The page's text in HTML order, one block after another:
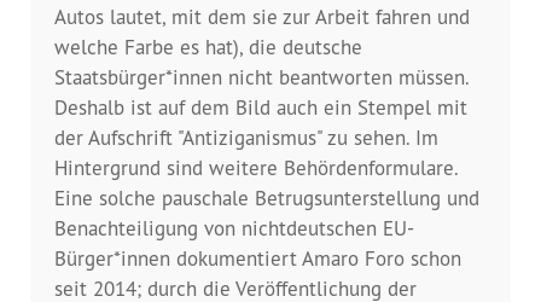
Presse
Pressemitteilungen
Positionen
Pressespiegel
Glossar
Autos lautet, mit dem sie zur Arbeit fahren und
welche Farbe es hat), die deutsche
Staatsbürger*innen nicht beantworten müssen.
Deshalb ist auf dem Bild auch ein Stempel mit
der Aufschrift "Antiziganismus" zu sehen. Im
Hintergrund sind weitere Behördenformulare.
Eine solche pauschale Betrugsunterstellung und
Benachteiligung von nichtdeutschen EU-
Bürger*innen dokumentiert Amaro Foro schon
seit 2014; durch die Veröffentlichung der